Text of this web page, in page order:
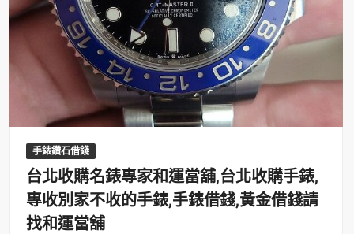
手錶鑽石借錢
台北收購名錶專家和運當舖,台北收購手錶,
專收別家不收的手錶,手錶借錢,黃金借錢請
找和運當舖